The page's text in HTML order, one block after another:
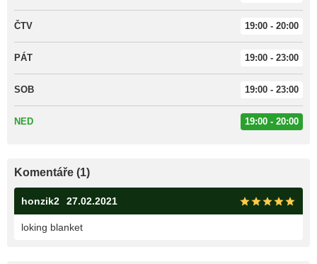
ČTV 19:00 - 20:00
PÁT 19:00 - 23:00
SOB 19:00 - 23:00
NED 19:00 - 20:00
Komentáře (1)
honzik2 27.02.2021
loking blanket